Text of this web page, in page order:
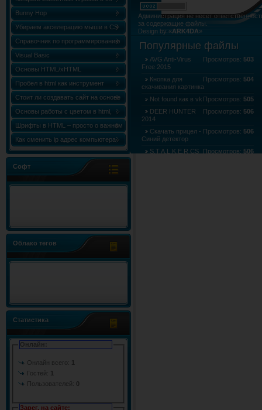
Bunny Hop
Убираем акселерацию мыши в CS
Справочник по программированию
«Сборник статей по C++ (C++
World)»
Visual Basic
Основы HTML/xHTML
Пробел в html как инструмент
форматирования
Стоит ли создавать сайт на основе
html шаблона?
Основы работы с цветом в html,
таблица и коды цветов
Шрифты в HTML – просто о важном
Как сменить ip адрес компьютера
Windows 7
Софт
Облако тегов
Статистика
Онлайн:
Онлайн всего: 1
Гостей: 1
Пользователей: 0
Зарег. на сайте:
Администрация не несёт
за содержащие файлы.
Design by «ARK4DA»
Популярные файлы
Просмотров: 503
AVG Anti-Virus
Free 2015
Просмотров: 504
Кнопка для
скачивания картинка
Просмотров: 505
Not found как в vk
Просмотров: 506
DEER HUNTER
2014
Просмотров: 506
Скачать прицел -
Синий детектор
Просмотров: 506
S.T.A.L.K.E.R CS